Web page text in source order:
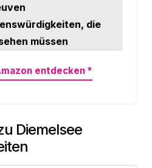
die
müssen
entdecken *
Diemelsee